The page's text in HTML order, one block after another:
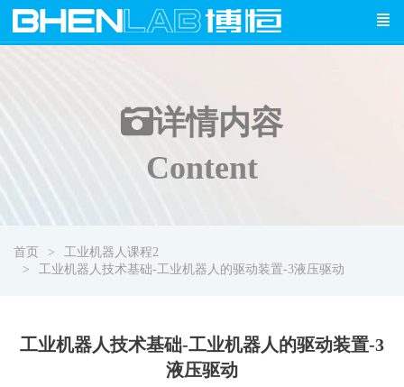
详情内容
Content
首页
工业机器人课程2
工业机器人技术基础-工业机器人的驱动装置-3液压驱动
工业机器人技术基础-工业机器人的驱动装置-3
液压驱动